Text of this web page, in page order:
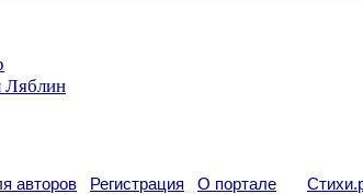
Ляблин
авторов Регистрация О портале